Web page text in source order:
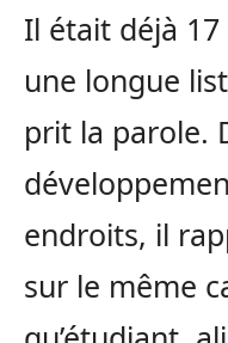
Il était déjà 17
une longue
prit la parole.
endroits, il
sur le même